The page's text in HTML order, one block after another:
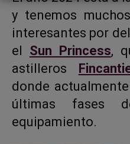
y tenemos
interesantes por
el Sun Princess,
astilleros
donde
últimas fases
equipamiento.